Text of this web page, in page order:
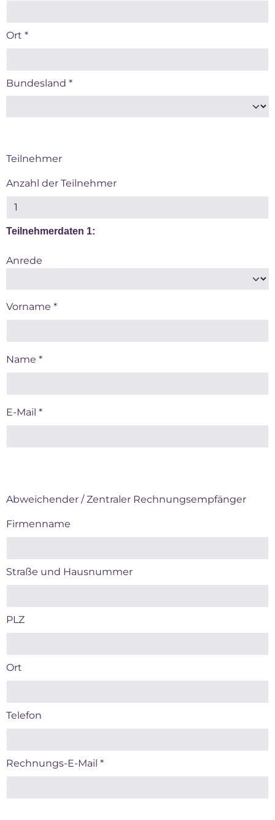
Ort *
Bundesland *
Teilnehmer
Anzahl der Teilnehmer
Teilnehmerdaten 1:
Anrede
Vorname *
Name *
E-Mail *
Abweichender / Zentraler Rechnungsempfänger
Firmenname
Straße und Hausnummer
PLZ
Ort
Telefon
Rechnungs-E-Mail *